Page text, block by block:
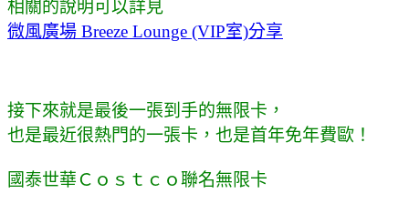
相關的說明可以詳見
微風廣場 Breeze Lounge (VIP室)分享
接下來就是最後一張到手的無限卡，
也是最近很熱門的一張卡，也是首年免年費歐！
國泰世華Ｃｏｓｔｃｏ聯名無限卡